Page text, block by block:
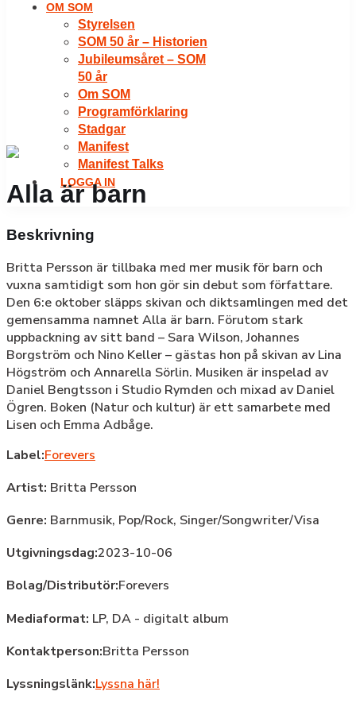
OM SOM
Styrelsen
SOM 50 år – Historien
Jubileumsåret – SOM
50 år
Om SOM
Programförklaring
Stadgar
Manifest
Manifest Talks
LOGGA IN
Alla är barn
Beskrivning
Britta Persson är tillbaka med mer musik för barn och
vuxna samtidigt som hon gör sin debut som författare.
Den 6:e oktober släpps skivan och diktsamlingen med det
gemensamma namnet Alla är barn. Förutom stark
uppbackning av sitt band – Sara Wilson, Johannes
Borgström och Nino Keller – gästas hon på skivan av Lina
Högström och Annarella Sörlin. Musiken är inspelad av
Daniel Bengtsson i Studio Rymden och mixad av Daniel
Ögren. Boken (Natur och kultur) är ett samarbete med
Lisen och Emma Adbåge.
Label:Forevers
Artist: Britta Persson
Genre: Barnmusik, Pop/Rock, Singer/Songwriter/Visa
Utgivningsdag:2023-10-06
Bolag/Distributör:Forevers
Mediaformat: LP, DA - digitalt album
Kontaktperson:Britta Persson
Lyssningslänk:Lyssna här!